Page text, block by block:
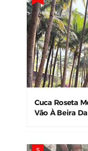
Cuca Roseta
Vão À Beira